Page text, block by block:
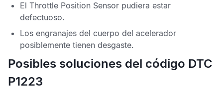
El Throttle Position Sensor pudiera estar
defectuoso.
Los engranajes del cuerpo del acelerador
posiblemente tienen desgaste.
Posibles soluciones del código DTC
P1223